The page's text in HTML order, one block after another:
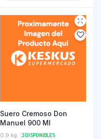
Suero Cremoso Don
Manuel 900 Ml
0.9 kg 3 DISPONIBLES